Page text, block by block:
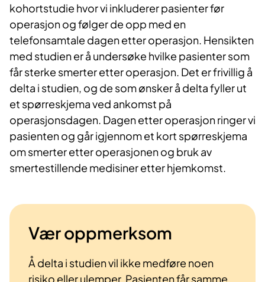
kohortstudie hvor vi inkluderer pasienter før
operasjon og følger de opp med en
telefonsamtale dagen etter operasjon. Hensikten
med studien er å undersøke hvilke pasienter som
får sterke smerter etter operasjon. Det er frivillig å
delta i studien, og de som ønsker å delta fyller ut
et spørreskjema ved ankomst på
operasjonsdagen. Dagen etter operasjon ringer vi
pasienten og går igjennom et kort spørreskjema
om smerter etter operasjonen og bruk av
smertestillende medisiner etter hjemkomst.
Vær oppmerksom
Å delta i studien vil ikke medføre noen
risiko eller ulemper. Pasienten får samme